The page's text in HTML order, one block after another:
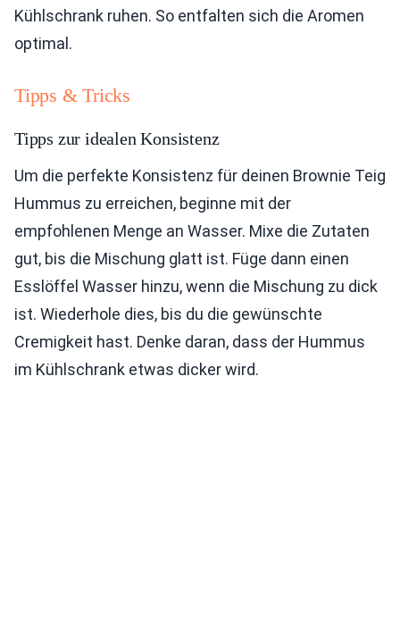
Kühlschrank ruhen. So entfalten sich die Aromen
optimal.
Tipps & Tricks
Tipps zur idealen Konsistenz
Um die perfekte Konsistenz für deinen Brownie Teig
Hummus zu erreichen, beginne mit der
empfohlenen Menge an Wasser. Mixe die Zutaten
gut, bis die Mischung glatt ist. Füge dann einen
Esslöffel Wasser hinzu, wenn die Mischung zu dick
ist. Wiederhole dies, bis du die gewünschte
Cremigkeit hast. Denke daran, dass der Hummus
im Kühlschrank etwas dicker wird.